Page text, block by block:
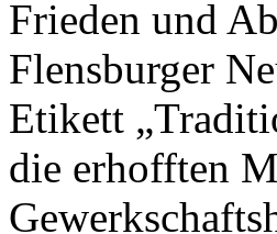
Frieden und
Flensburger
Etikett
die erhofften